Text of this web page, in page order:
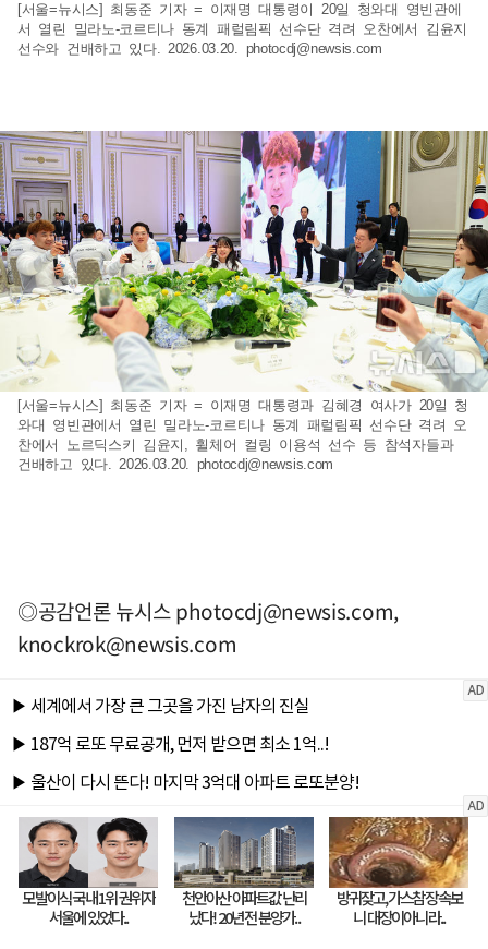
[서울=뉴시스] 최동준 기자 = 이재명 대통령이 20일 청와대 영빈관에
서 열린 밀라노-코르티나 동계 패럴림픽 선수단 격려 오찬에서 김윤지
선수와 건배하고 있다. 2026.03.20. photocdj@newsis.com
[서울=뉴시스] 최동준 기자 = 이재명 대통령과 김혜경 여사가 20일 청
와대 영빈관에서 열린 밀라노-코르티나 동계 패럴림픽 선수단 격려 오
찬에서 노르딕스키 김윤지, 휠체어 컬링 이용석 선수 등 참석자들과
건배하고 있다. 2026.03.20. photocdj@newsis.com
◎공감언론 뉴시스photocdj@newsis.com,
knockrok@newsis.com